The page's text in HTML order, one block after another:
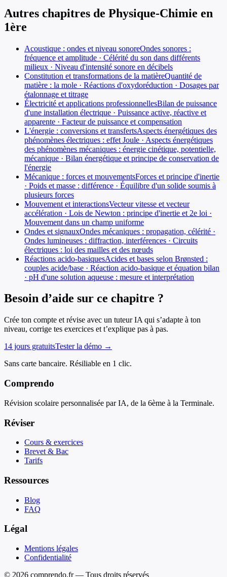
Autres chapitres de Physique-Chimie en
1ère
Acoustique : ondes et niveau sonoreOndes sonores :
fréquence et amplitude · Célérité du son dans différents
milieux · Niveau d'intensité sonore en décibels
Constitution et transformations de la matièreQuantité de
matière : la mole · Réactions d'oxydoréduction · Dosages par
étalonnage et titrage
Électricité et applications professionnellesBilan de puissance
d'une installation électrique · Puissance active, réactive et
apparente · Facteur de puissance et compensation
L'énergie : conversions et transfertsAspects énergétiques des
phénomènes électriques : effet Joule · Aspects énergétiques
des phénomènes mécaniques : énergie cinétique, potentielle,
mécanique · Bilan énergétique et principe de conservation de
l'énergie
Mécanique : forces et mouvementsForces et principe d'inertie
· Poids et masse : différence · Équilibre d'un solide soumis à
plusieurs forces
Mouvement et interactionsVecteur vitesse et vecteur
accélération · Lois de Newton : principe d'inertie et 2e loi ·
Mouvement dans un champ uniforme
Ondes et signauxOndes mécaniques : propagation, célérité ·
Ondes lumineuses : diffraction, interférences · Circuits
électriques : loi des mailles et des nœuds
Réactions acido-basiquesAcides et bases selon Brønsted :
couples acide/base · Réaction acido-basique et équation bilan
· pH d'une solution aqueuse : mesure et interprétation
Besoin d’aide sur ce chapitre ?
Crée ton compte et révise avec un tuteur IA qui s’adapte à ton
niveau, corrige tes exercices et t’explique pas à pas.
14 jours gratuitsTester la démo →
Sans carte bancaire. Résiliable en 1 clic.
Comprendo
Révision scolaire personnalisée par IA, de la 6ème à la Terminale.
Réviser
Cours & exercices
Brevet & Bac
Tarifs
Ressources
Blog
FAQ
Légal
Mentions légales
Confidentialité
© 2026 comprendo.fr — Tous droits réservés